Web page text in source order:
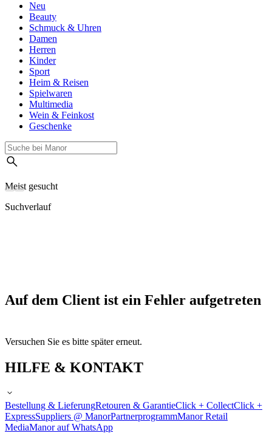
Neu
Beauty
Schmuck & Uhren
Damen
Herren
Kinder
Sport
Heim & Reisen
Spielwaren
Multimedia
Wein & Feinkost
Geschenke
Meist gesucht
Suchverlauf
Auf dem Client ist ein Fehler aufgetreten
Versuchen Sie es bitte später erneut.
HILFE & KONTAKT
Bestellung & LieferungRetouren & GarantieClick + CollectClick +
ExpressSuppliers @ ManorPartnerprogrammManor Retail
MediaManor auf WhatsApp